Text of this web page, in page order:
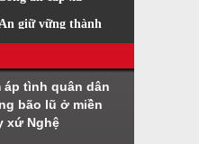
giữ vững thành
cải cách hành chính
sử dụng phần
khoản định danh
áp tình quân dân
bão lũ ở miền
xứ Nghệ